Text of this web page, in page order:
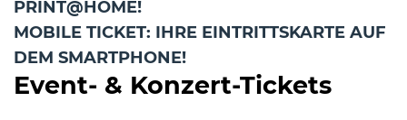
PRINT@HOME!
MOBILE TICKET: IHRE EINTRITTSKARTE AUF
DEM SMARTPHONE!
Event- & Konzert-Tickets